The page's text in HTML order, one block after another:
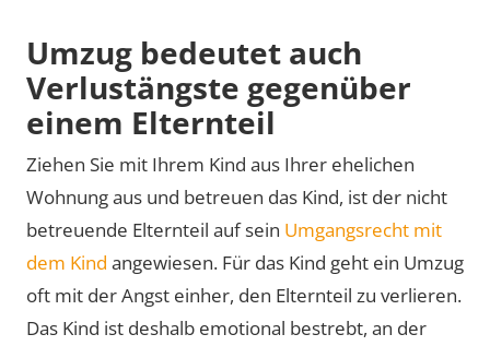
Umzug bedeutet auch
Verlustängste gegenüber
einem Elternteil
Ziehen Sie mit Ihrem Kind aus Ihrer ehelichen
Wohnung aus und betreuen das Kind, ist der nicht
betreuende Elternteil auf sein Umgangsrecht mit
dem Kind angewiesen. Für das Kind geht ein Umzug
oft mit der Angst einher, den Elternteil zu verlieren.
Das Kind ist deshalb emotional bestrebt, an der